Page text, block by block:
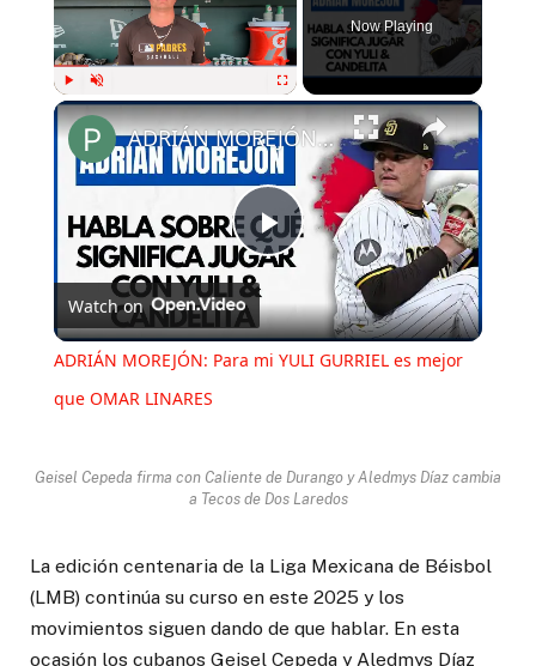
Play Unmute Fullscreen
Now Playing
×
Play
Video
ADRIÁN MOREJÓN: Para mi YULI GURRIEL es mejor que OMAR LINARES
Watch on
ADRIÁN MOREJÓN: Para mi YULI GURRIEL es mejor
que OMAR LINARES
Geisel Cepeda firma con Caliente de Durango y Aledmys Díaz cambia
a Tecos de Dos Laredos
La edición centenaria de la Liga Mexicana de Béisbol
(LMB) continúa su curso en este 2025 y los
movimientos siguen dando de que hablar. En esta
ocasión los cubanos Geisel Cepeda y Aledmys Díaz